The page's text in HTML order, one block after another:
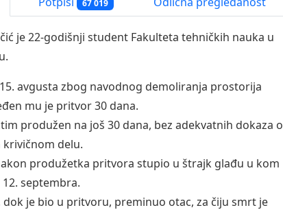
67 019
je 22-godišnji student Fakulteta tehničkih nauka u
avgusta zbog navodnog demoliranja prostorija
mu je pritvor 30 dana.
produžen na još 30 dana, bez adekvatnih dokaza o
delu.
produžetka pritvora stupio u štrajk glađu u kom
septembra.
dok je bio u pritvoru, preminuo otac, za čiju smrt je